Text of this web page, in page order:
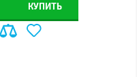
КУПИТЬ